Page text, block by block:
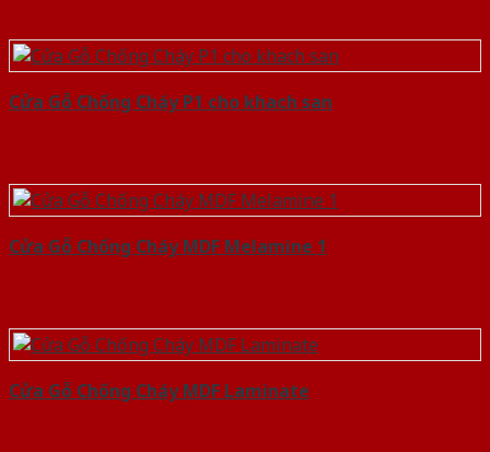
Cửa Gỗ Chống Cháy P1 cho khach san
Cửa Gỗ Chống Cháy MDF Melamine 1
Cửa Gỗ Chống Cháy MDF Laminate